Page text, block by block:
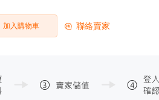
加入購物車 聯絡賣家